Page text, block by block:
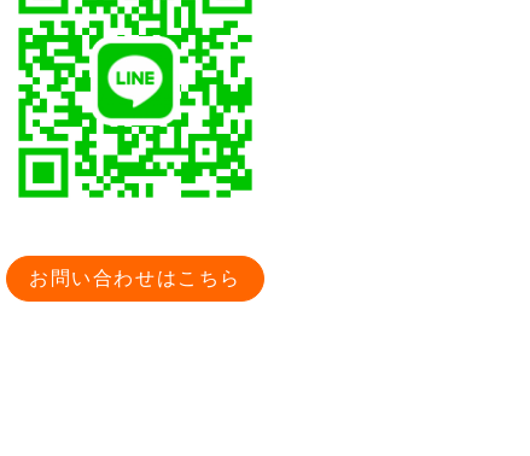
お問い合わせはこちら